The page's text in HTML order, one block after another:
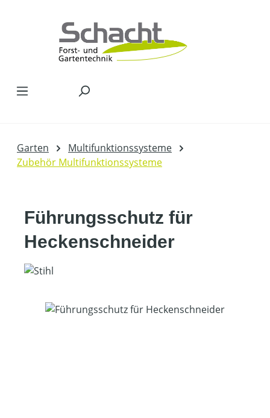
Garten
Multifunktionssysteme
Zubehör Multifunktionssysteme
Führungsschutz für
Heckenschneider
Bildergalerie überspringen